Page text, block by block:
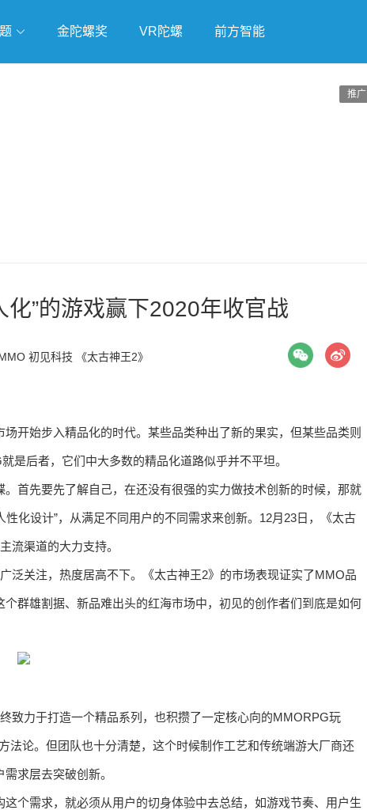
金陀螺奖 VR陀螺 前方智能
推广
化”的游戏赢下2020年收官战
初见科技 《太古神王2》
开始步入精品化的时代。某些品类种出了新的果实，但某些品类则
是后者，它们中大多数的精品化道路似乎并不平坦。
首先要先了解自己，在还没有很强的实力做技术创新的时候，那就
化设计”，从满足不同用户的不同需求来创新。12月23日，《太古
流渠道的大力支持。
泛关注，热度居高不下。《太古神王2》的市场表现证实了MMO品
群雄割据、新品难出头的红海市场中，初见的创作者们到底是如何
致力于打造一个精品系列，也积攒了一定核心向的MMORPG玩
法论。但团队也十分清楚，这个时候制作工艺和传统端游大厂商还
求层去突破创新。
个需求，就必须从用户的切身体验中去总结，如游戏节奏、用户生